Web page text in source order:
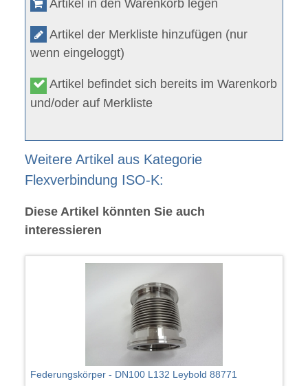
Artikel in den Warenkorb legen
Artikel der Merkliste hinzufügen (nur
wenn eingeloggt)
Artikel befindet sich bereits im Warenkorb
und/oder auf Merkliste
Weitere Artikel aus Kategorie
Flexverbindung ISO-K:
Diese Artikel könnten Sie auch
interessieren
Federungskörper - DN100 L132 Leybold 88771